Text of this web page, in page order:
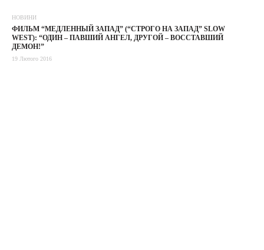
НОВИНИ
ФИЛЬМ “МЕДЛЕННЫЙ ЗАПАД” (“СТРОГО НА ЗАПАД” SLOW
WEST): “ОДИН – ПАВШИЙ АНГЕЛ, ДРУГОЙ – ВОССТАВШИЙ
ДЕМОН!”
19 Лютого 2016